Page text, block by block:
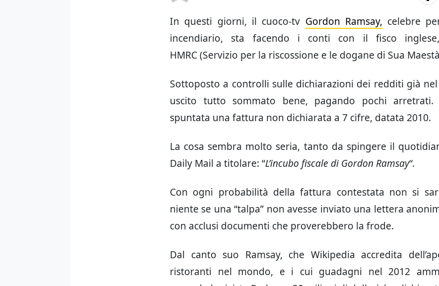
In questi giorni, il cuoco-tv Gordon Ramsay, celebre
incendiario, sta facendo i conti con il fisco
HMRC (Servizio per la riscossione e le dogane di Sua
Sottoposto a controlli sulle dichiarazioni dei redditi già
uscito tutto sommato bene, pagando pochi
spuntata una fattura non dichiarata a 7 cifre, datata 2010.
La cosa sembra molto seria, tanto da spingere il
Daily Mail a titolare: “L’incubo fiscale di Gordon Ramsay“.
Con ogni probabilità della fattura contestata non si
niente se una “talpa” non avesse inviato una lettera
con acclusi documenti che proverebbero la frode.
Dal canto suo Ramsay, che Wikipedia accredita
ristoranti nel mondo, e i cui guadagni nel 2012